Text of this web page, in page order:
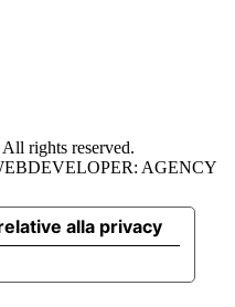
rights reserved.
AGENCY
alla privacy